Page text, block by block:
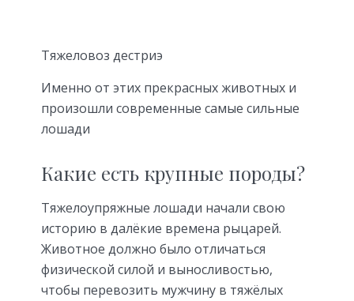
Тяжеловоз дестриэ
Именно от этих прекрасных животных и
произошли современные самые сильные
лошади
Какие есть крупные породы?
Тяжелоупряжные лошади начали свою
историю в далёкие времена рыцарей.
Животное должно было отличаться
физической силой и выносливостью,
чтобы перевозить мужчину в тяжёлых